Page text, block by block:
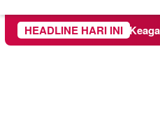
HEADLINE HARI INI
Ikuti Kegiatan Keagamaan,